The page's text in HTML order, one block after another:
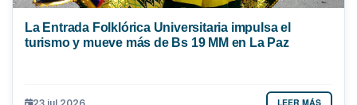
La Entrada Folklórica Universitaria impulsa el
turismo y mueve más de Bs 19 MM en La Paz
LEER MÁS